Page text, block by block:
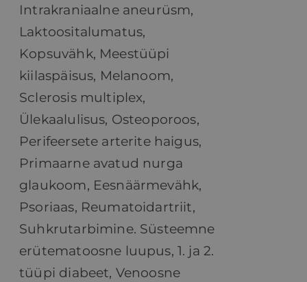
Intrakraniaalne aneurüsm,
Laktoositalumatus,
Kopsuvähk, Meestüüpi
kiilaspäisus, Melanoom,
Sclerosis multiplex,
Ülekaalulisus, Osteoporoos,
Perifeersete arterite haigus,
Primaarne avatud nurga
glaukoom, Eesnäärmevähk,
Psoriaas, Reumatoidartriit,
Suhkrutarbimine. Süsteemne
erütematoosne luupus, 1. ja 2.
tüüpi diabeet, Venoosne